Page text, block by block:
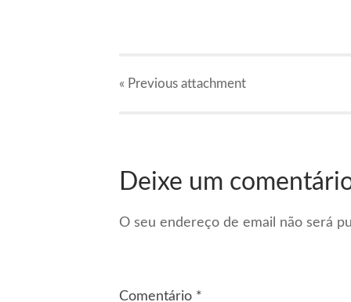
« Previous attachment
Deixe um
O seu endereço de email não será
Comentário *